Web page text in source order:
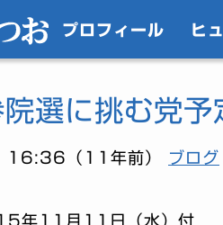
プロフィール ヒ
選に挑む党予
（11年前） ブログ
年11月11日（水）付